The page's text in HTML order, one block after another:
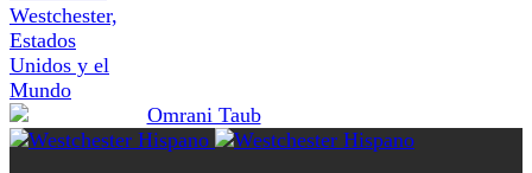
Westchester,
Estados
Unidos y el
Mundo